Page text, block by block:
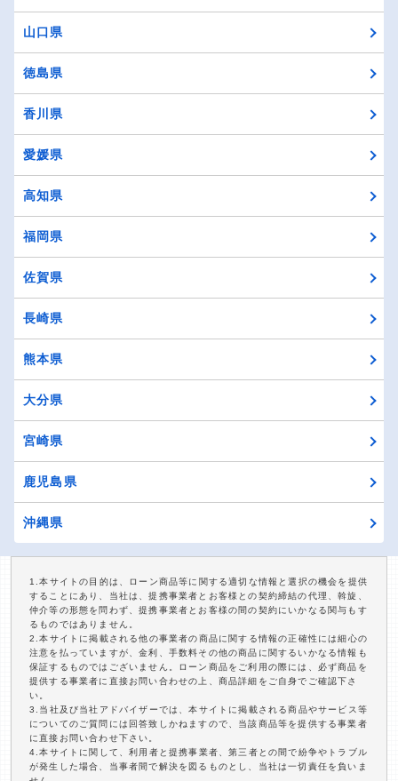
山口県
徳島県
香川県
愛媛県
高知県
福岡県
佐賀県
長崎県
熊本県
大分県
宮崎県
鹿児島県
沖縄県
1.本サイトの目的は、ローン商品等に関する適切な情報と選択の機会を提供
することにあり、当社は、提携事業者とお客様との契約締結の代理、斡旋、
仲介等の形態を問わず、提携事業者とお客様の間の契約にいかなる関与もす
るものではありません。
2.本サイトに掲載される他の事業者の商品に関する情報の正確性には細心の
注意を払っていますが、金利、手数料その他の商品に関するいかなる情報も
保証するものではございません。ローン商品をご利用の際には、必ず商品を
提供する事業者に直接お問い合わせの上、商品詳細をご自身でご確認下さ
い。
3.当社及び当社アドバイザーでは、本サイトに掲載される商品やサービス等
についてのご質問には回答致しかねますので、当該商品等を提供する事業者
に直接お問い合わせ下さい。
4.本サイトに関して、利用者と提携事業者、第三者との間で紛争やトラブル
が発生した場合、当事者間で解決を図るものとし、当社は一切責任を負いま